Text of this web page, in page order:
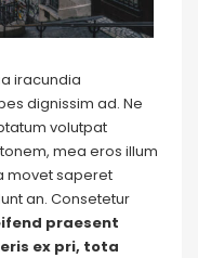
iracundia
dignissim ad. Ne
volutpat
mea eros illum
movet saperet
an. Consetetur
praesent
ex pri, tota